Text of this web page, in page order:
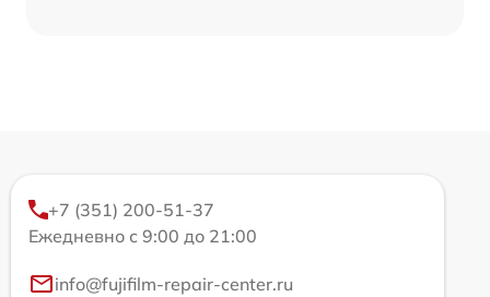
+7 (351) 200-51-37
Ежедневно с 9:00 до 21:00
info@fujifilm-repair-center.ru